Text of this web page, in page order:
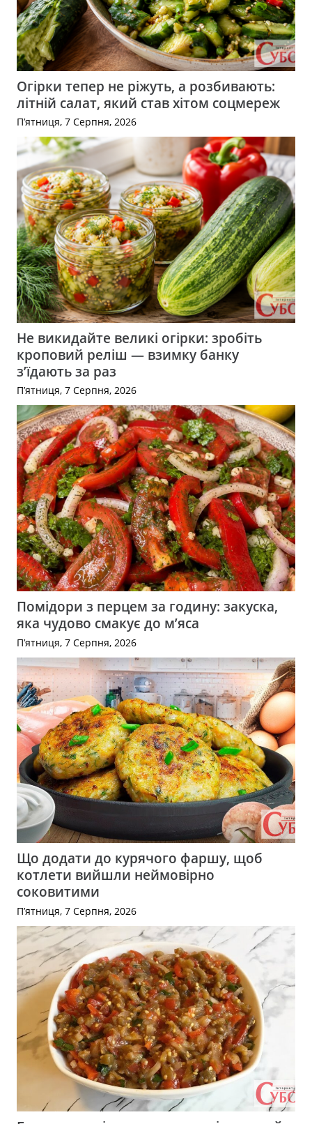
Огірки тепер не ріжуть, а розбивають:
літній салат, який став хітом соцмереж
П’ятниця, 7 Серпня, 2026
Не викидайте великі огірки: зробіть
кроповий реліш — взимку банку
з’їдають за раз
П’ятниця, 7 Серпня, 2026
Помідори з перцем за годину: закуска,
яка чудово смакує до м’яса
П’ятниця, 7 Серпня, 2026
Що додати до курячого фаршу, щоб
котлети вийшли неймовірно
соковитими
П’ятниця, 7 Серпня, 2026